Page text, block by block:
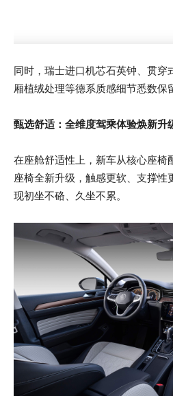
同时，瑞士进口机芯石英钟、贯穿
厢植绒处理等德系质感细节悉数保
甄选舒适：全维度驾乘体验焕新升
在座舱舒适性上，新车从核心座椅
座椅全新升级，触感更软、支撑性
现初坐不硌、久坐不累。